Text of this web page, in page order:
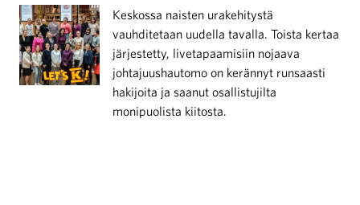
Keskossa naisten urakehitystä
vauhditetaan uudella tavalla. Toista kertaa
järjestetty, livetapaamisiin nojaava
johtajuushautomo on kerännyt runsaasti
hakijoita ja saanut osallistujilta
monipuolista kiitosta.